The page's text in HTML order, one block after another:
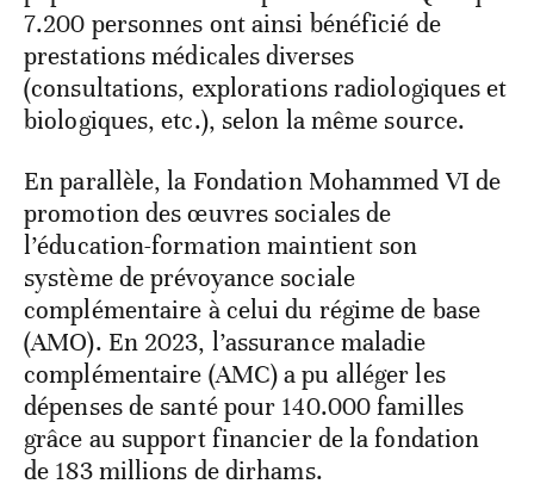
7.200 personnes ont ainsi bénéficié de
prestations médicales diverses
(consultations, explorations radiologiques et
biologiques, etc.), selon la même source.
En parallèle, la Fondation Mohammed VI de
promotion des œuvres sociales de
l’éducation-formation maintient son
système de prévoyance sociale
complémentaire à celui du régime de base
(AMO). En 2023, l’assurance maladie
complémentaire (AMC) a pu alléger les
dépenses de santé pour 140.000 familles
grâce au support financier de la fondation
de 183 millions de dirhams.